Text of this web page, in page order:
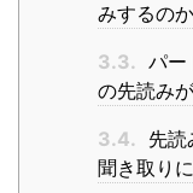
みするの
3.3. パー
の先読み
3.4. 先読
聞き取り